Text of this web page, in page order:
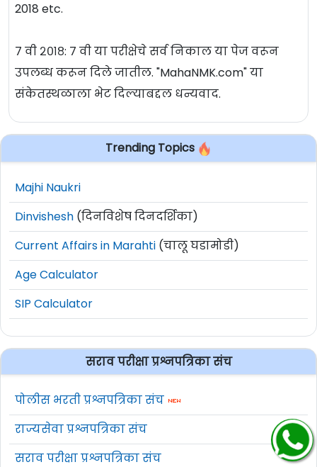
2018 etc.
७ वी २०१८: ७ वी या परीक्षेचे सर्व निकाल या पेज वरून
उपलब्ध करून दिले जातील. "MahaNMK.com" या
संकेतस्थळाला भेट दिल्याबद्दल धन्यवाद.
Trending Topics
Majhi Naukri
Dinvishesh (दिनविशेष दिनदर्शिका)
Current Affairs in Marahti (चालू घडामोडी)
Age Calculator
SIP Calculator
सराव परीक्षा प्रश्नपत्रिका संच
पोलीस भरती प्रश्नपत्रिका संच
राज्यसेवा प्रश्नपत्रिका संच
सराव परीक्षा प्रश्नपत्रिका संच